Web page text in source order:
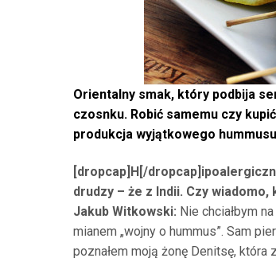
Orientalny smak, który podbija
czosnku. Robić samemu czy
produkcja wyjątkowego
[dropcap]H[/
drudzy – że z Indii. Czy
Jakub Witkowski: Nie chciałbym
mianem „wojny o hummus”. Sam
poznałem moją żonę Denitsę,